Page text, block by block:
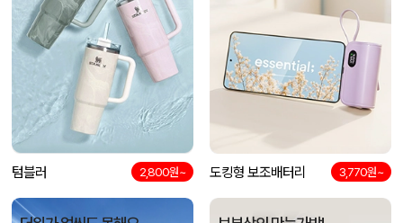
텀블러 2,800원~ 도킹형 보조배터리 3,770원~